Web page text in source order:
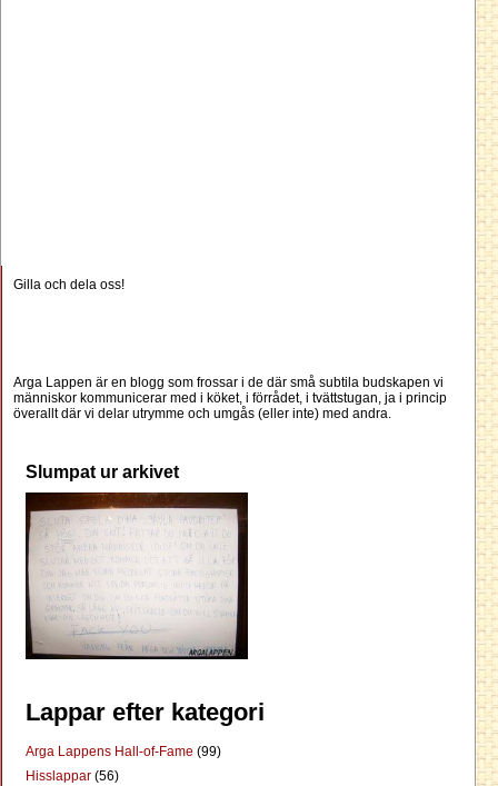
Gilla och dela oss!
Arga Lappen är en blogg som frossar i de där små subtila budskapen vi
människor kommunicerar med i köket, i förrådet, i tvättstugan, ja i princip
överallt där vi delar utrymme och umgås (eller inte) med andra.
Slumpat ur arkivet
Lappar efter kategori
Arga Lappens Hall-of-Fame (99)
Hisslappar (56)